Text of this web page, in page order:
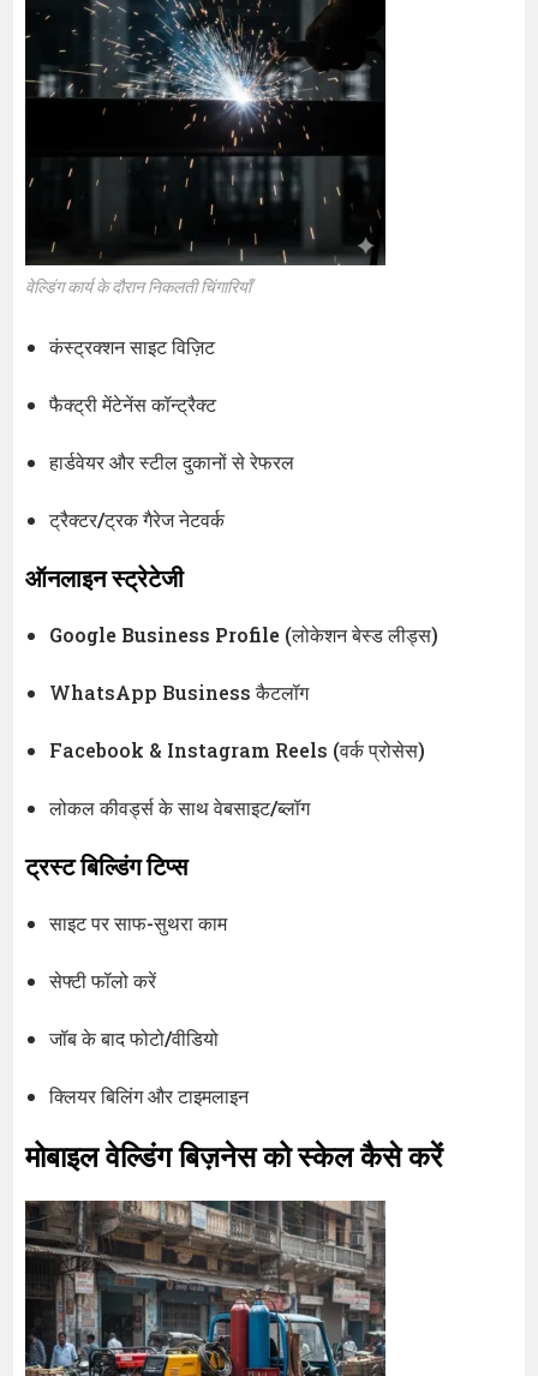
वेल्डिंग कार्य के दौरान निकलती चिंगारियाँ
कंस्ट्रक्शन साइट विज़िट
फैक्ट्री मेंटेनेंस कॉन्ट्रैक्ट
हार्डवेयर और स्टील दुकानों से रेफरल
ट्रैक्टर/ट्रक गैरेज नेटवर्क
ऑनलाइन स्ट्रेटेजी
Google Business Profile (लोकेशन बेस्ड लीड्स)
WhatsApp Business कैटलॉग
Facebook & Instagram Reels (वर्क प्रोसेस)
लोकल कीवर्ड्स के साथ वेबसाइट/ब्लॉग
ट्रस्ट बिल्डिंग टिप्स
साइट पर साफ-सुथरा काम
सेफ्टी फॉलो करें
जॉब के बाद फोटो/वीडियो
क्लियर बिलिंग और टाइमलाइन
मोबाइल वेल्डिंग बिज़नेस को स्केल कैसे करें